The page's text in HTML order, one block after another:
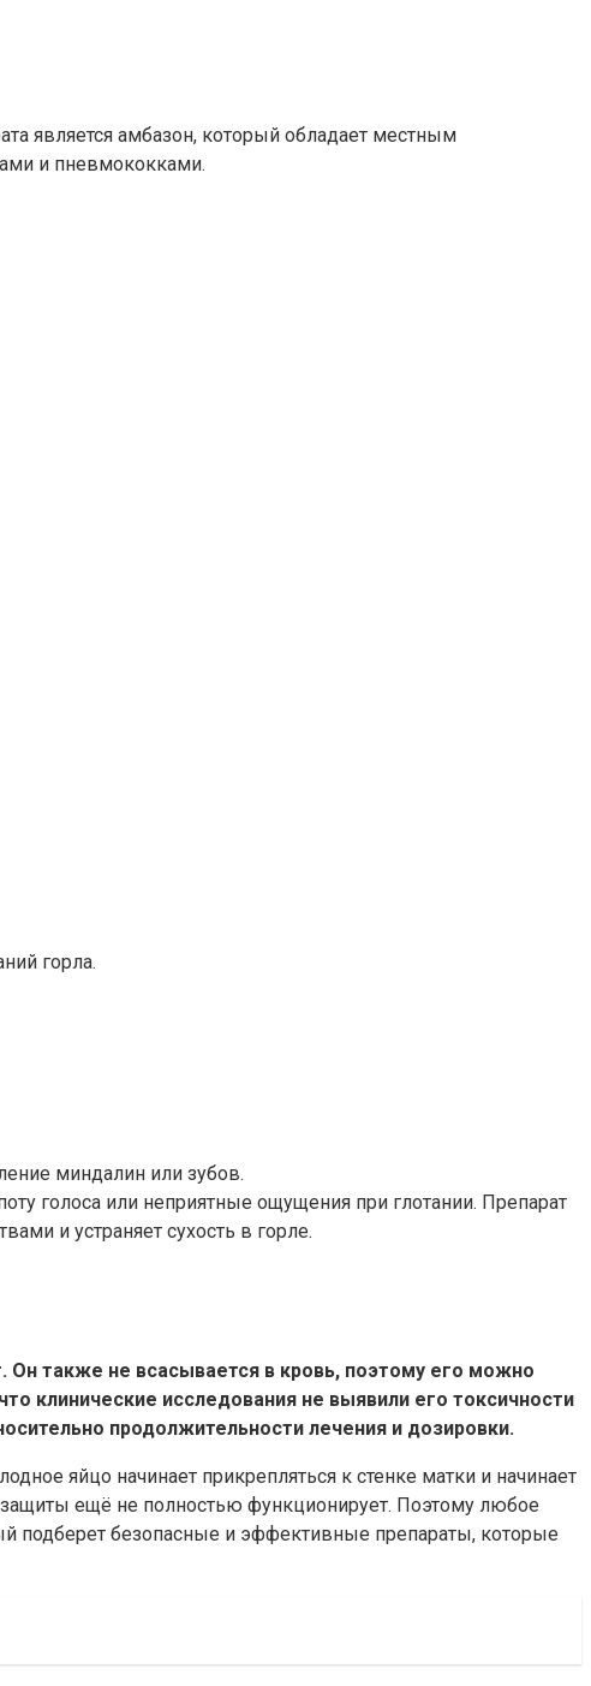
является амбазон, который обладает местным
и пневмококками.
горла.
миндалин или зубов.
голоса или неприятные ощущения при глотании. Препарат
и устраняет сухость в горле.
Он также не всасывается в кровь, поэтому его можно
клинические исследования не выявили его токсичности
продолжительности лечения и дозировки.
яйцо начинает прикрепляться к стенке матки и начинает
ещё не полностью функционирует. Поэтому любое
подберет безопасные и эффективные препараты, которые